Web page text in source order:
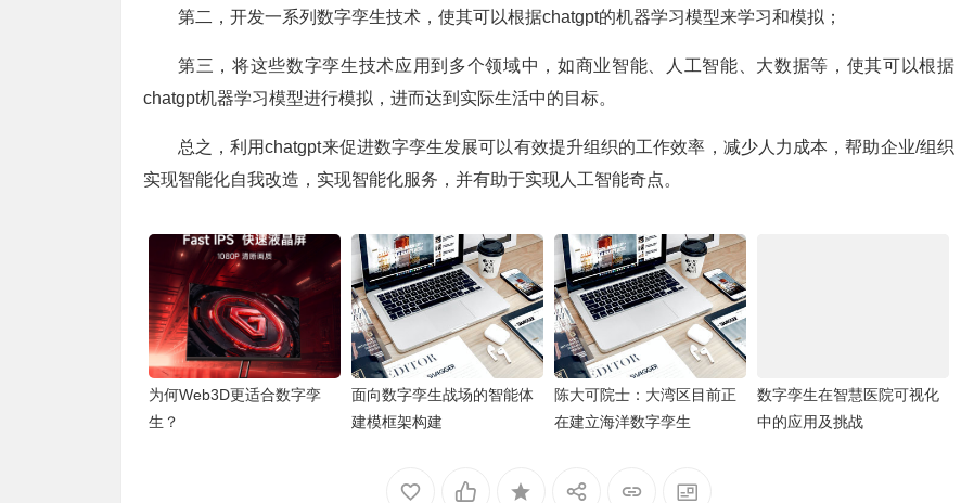
第二，开发一系列数字孪生技术，使其可以根据chatgpt的机器学习模型来学习和模拟；
第三，将这些数字孪生技术应用到多个领域中，如商业智能、人工智能、大数据等，使其可以根据
chatgpt机器学习模型进行模拟，进而达到实际生活中的目标。
总之，利用chatgpt来促进数字孪生发展可以有效提升组织的工作效率，减少人力成本，帮助企业/组织
实现智能化自我改造，实现智能化服务，并有助于实现人工智能奇点。
为何Web3D更适合数字孪
生？
面向数字孪生战场的智能体
建模框架构建
陈大可院士：大湾区目前正
在建立海洋数字孪生
数字孪生在智慧医院可视化
中的应用及挑战